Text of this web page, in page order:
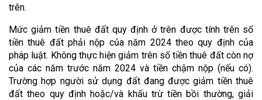
trên.
Mức giảm tiền thuê đất quy định ở trên được tính trên số
tiền thuê đất phải nộp của năm 2024 theo quy định của
pháp luật. Không thực hiện giảm trên số tiền thuê đất còn nợ
của các năm trước năm 2024 và tiền chậm nộp (nếu có).
Trường hợp người sử dụng đất đang được giảm tiền thuê
đất theo quy định hoặc/và khấu trừ tiền bồi thường, giải